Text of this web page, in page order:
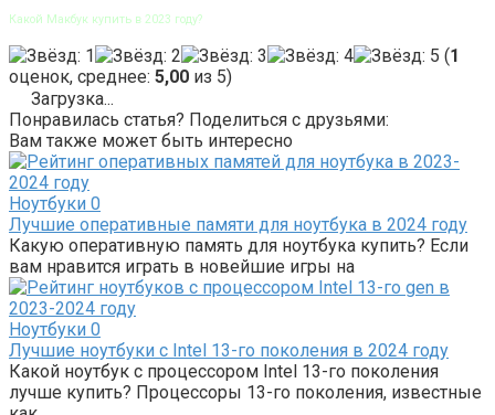
Какой Макбук купить в 2023 году?
(1
оценок, среднее: 5,00 из 5)
Загрузка...
Понравилась статья? Поделиться с друзьями:
Вам также может быть интересно
Ноутбуки 0
Лучшие оперативные памяти для ноутбука в 2024 году
Какую оперативную память для ноутбука купить? Если
вам нравится играть в новейшие игры на
Ноутбуки 0
Лучшие ноутбуки с Intel 13-го поколения в 2024 году
Какой ноутбук с процессором Intel 13-го поколения
лучше купить? Процессоры 13-го поколения, известные